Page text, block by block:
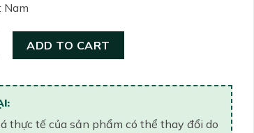
Nam
ADD TO CART
thực tế của sản phẩm có thể thay đổi do